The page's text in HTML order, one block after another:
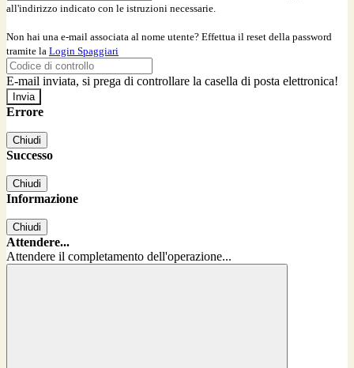
all'indirizzo indicato con le istruzioni necessarie.
Non hai una e-mail associata al nome utente? Effettua il reset della password
tramite la Login Spaggiari
E-mail inviata, si prega di controllare la casella di posta elettronica!
Errore
Chiudi
Successo
Chiudi
Informazione
Chiudi
Attendere...
Attendere il completamento dell'operazione...